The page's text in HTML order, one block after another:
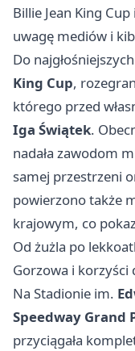
Billie Jean King
uwagę mediów i
Do
King Cup,
którego przed
Iga Świątek.
nadała zawodom
samej przestrzeni
powierzono także
krajowym, co
Od żużla po
Gorzowa i korzyści
Na Stadionie im.
Speedway Grand
przyciągała